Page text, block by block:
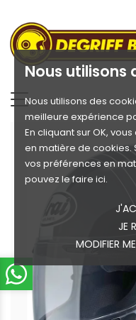
Nous utilisons
Nous utilisons des
meilleure expérience
En cliquant sur OK,
en matière de cookies.
vos préférences en
pouvez le faire ici.
JE
MODIFIER